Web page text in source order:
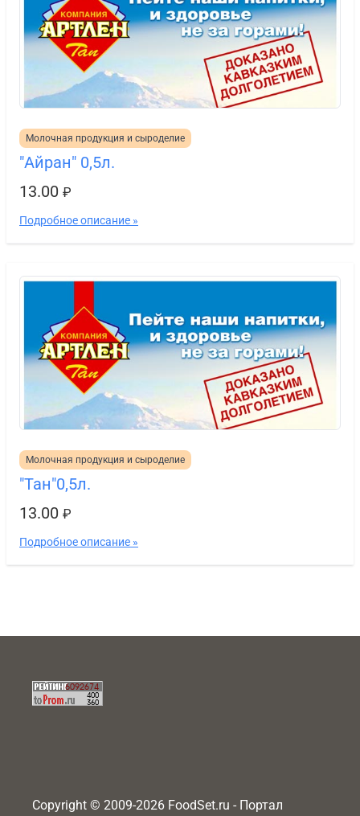
Молочная продукция и сыроделие
"Айран" 0,5л.
13.00 ₽
Подробное описание »
Молочная продукция и сыроделие
"Тан"0,5л.
13.00 ₽
Подробное описание »
Copyright © 2009-2026 FoodSet.ru - Портал